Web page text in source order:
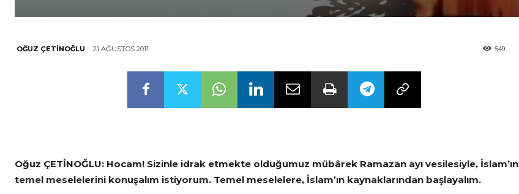
OĞUZ ÇETINOĞLU 21 AĞUSTOS 2011 549
Oğuz ÇETİNOĞLU: Hocam! Sizinle idrak etmekte olduğumuz mübârek Ramazan ayı vesilesiyle, İslam’ın
temel meselelerini konuşalım istiyorum. Temel meselelere, İslam’ın kaynaklarından başlayalım.